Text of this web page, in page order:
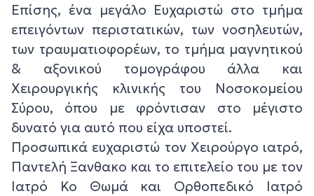
Επίσης, ένα μεγάλο Ευχαριστώ στο τμήμα
επειγόντων περιστατικών, των νοσηλευτών,
των τραυματιοφορέων, το τμήμα μαγνητικού
& αξονικού τομογράφου άλλα και
Χειρουργικής κλινικής του Νοσοκομείου
Σύρου, όπου με φρόντισαν στο μέγιστο
δυνατό για αυτό που είχα υποστεί.
Προσωπικά ευχαριστώ τον Χειρούργο ιατρό,
Παντελή Ξανθακο και το επιτελείο του με τον
Ιατρό Κο Θωμά και Ορθοπεδικό Ιατρό